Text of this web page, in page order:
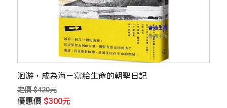
洄游，成為海－寫給生命的朝聖日記
定價 $420元
優惠價 $300元